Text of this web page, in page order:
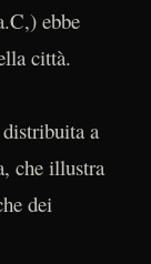
ebbe
città.
a
che illustra
dei